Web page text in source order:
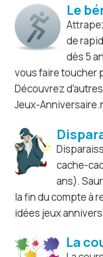
Le
de
dès 5
vous faire toucher
Découvrez
Jeux-
cache-
ans).
la fin du compte à
idées jeux
La